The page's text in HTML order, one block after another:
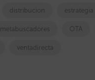
distribucion estrategia
metabuscadores OTA
ventadirecta